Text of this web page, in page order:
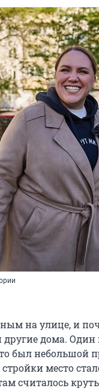
на улице, и
другие дома.
был небольшой
место
считалось